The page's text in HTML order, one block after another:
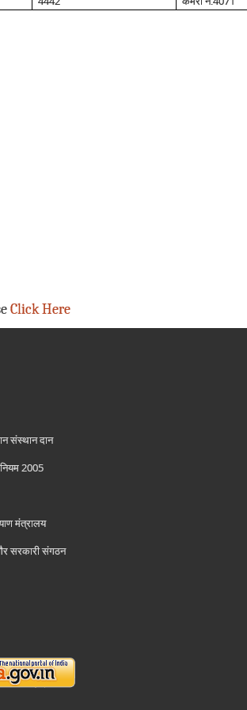
Click Here
संस्थान दान
2005
मंत्रालय
सरकारी संगठन